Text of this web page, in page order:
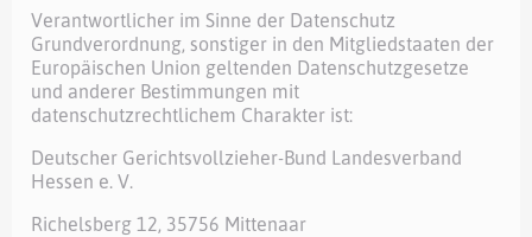
Verantwortlicher im Sinne der Datenschutz
Grundverordnung, sonstiger in den Mitgliedstaaten der
Europäischen Union geltenden Datenschutzgesetze
und anderer Bestimmungen mit
datenschutzrechtlichem Charakter ist:
Deutscher Gerichtsvollzieher-Bund Landesverband
Hessen e. V.
Richelsberg 12, 35756 Mittenaar